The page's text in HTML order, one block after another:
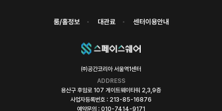
㈜공간코리아 서울역1센터
ADDRESS
용산구 후암로 107 게이트웨이타워 2,3,9층
사업자등록번호 : 213-85-16876
예약문의 : 010-7414-9171
룸/홀정보 대관료 센터이용안내